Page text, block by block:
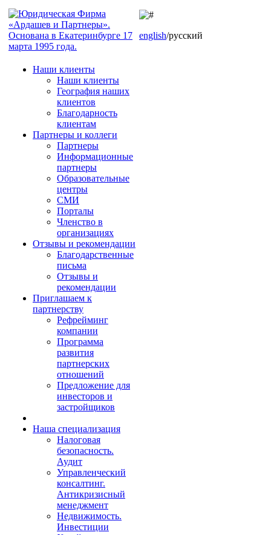
english/русский
Наши клиенты
Наши клиенты
География наших
клиентов
Благодарность
клиентам
Партнеры и коллеги
Партнеры
Информационные
партнеры
Образовательные
центры
СМИ
Порталы
Членство в
организациях
Отзывы и рекомендации
Благодарственные
письма
Отзывы и
рекомендации
Приглашаем к
партнерству
Рефрейминг
компании
Программа
развития
партнерских
отношений
Предложение для
инвесторов и
застройщиков
Наша специализация
Налоговая
безопасность.
Аудит
Управленческий
консалтинг.
Антикризисный
менеджмент
Недвижимость.
Инвестиции